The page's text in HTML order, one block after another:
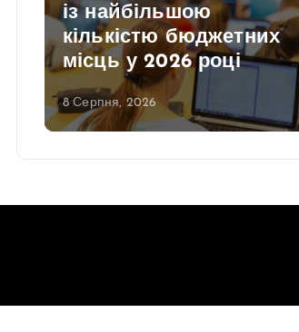
із найбільшою
кількістю бюджетних
місць у 2026 році
8 Серпня, 2026